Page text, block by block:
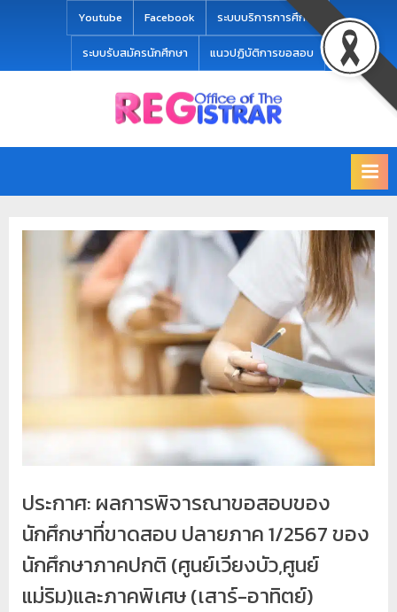
Youtube Facebook ระบบบริการการศึกษา
ระบบรับสมัครนักศึกษา แนวปฏิบัติการขอสอบ
นั
ท
น
ล
ะ
ว
ล
ผ
ล
the
University
ประกาศ: ผลการพิจารณาขอสอบของ
นักศึกษาที่ขาดสอบ ปลายภาค 1/2567 ของ
นักศึกษาภาคปกติ (ศูนย์เวียงบัว,ศูนย์
แม่ริม)และภาคพิเศษ (เสาร์-อาทิตย์)
modal-check